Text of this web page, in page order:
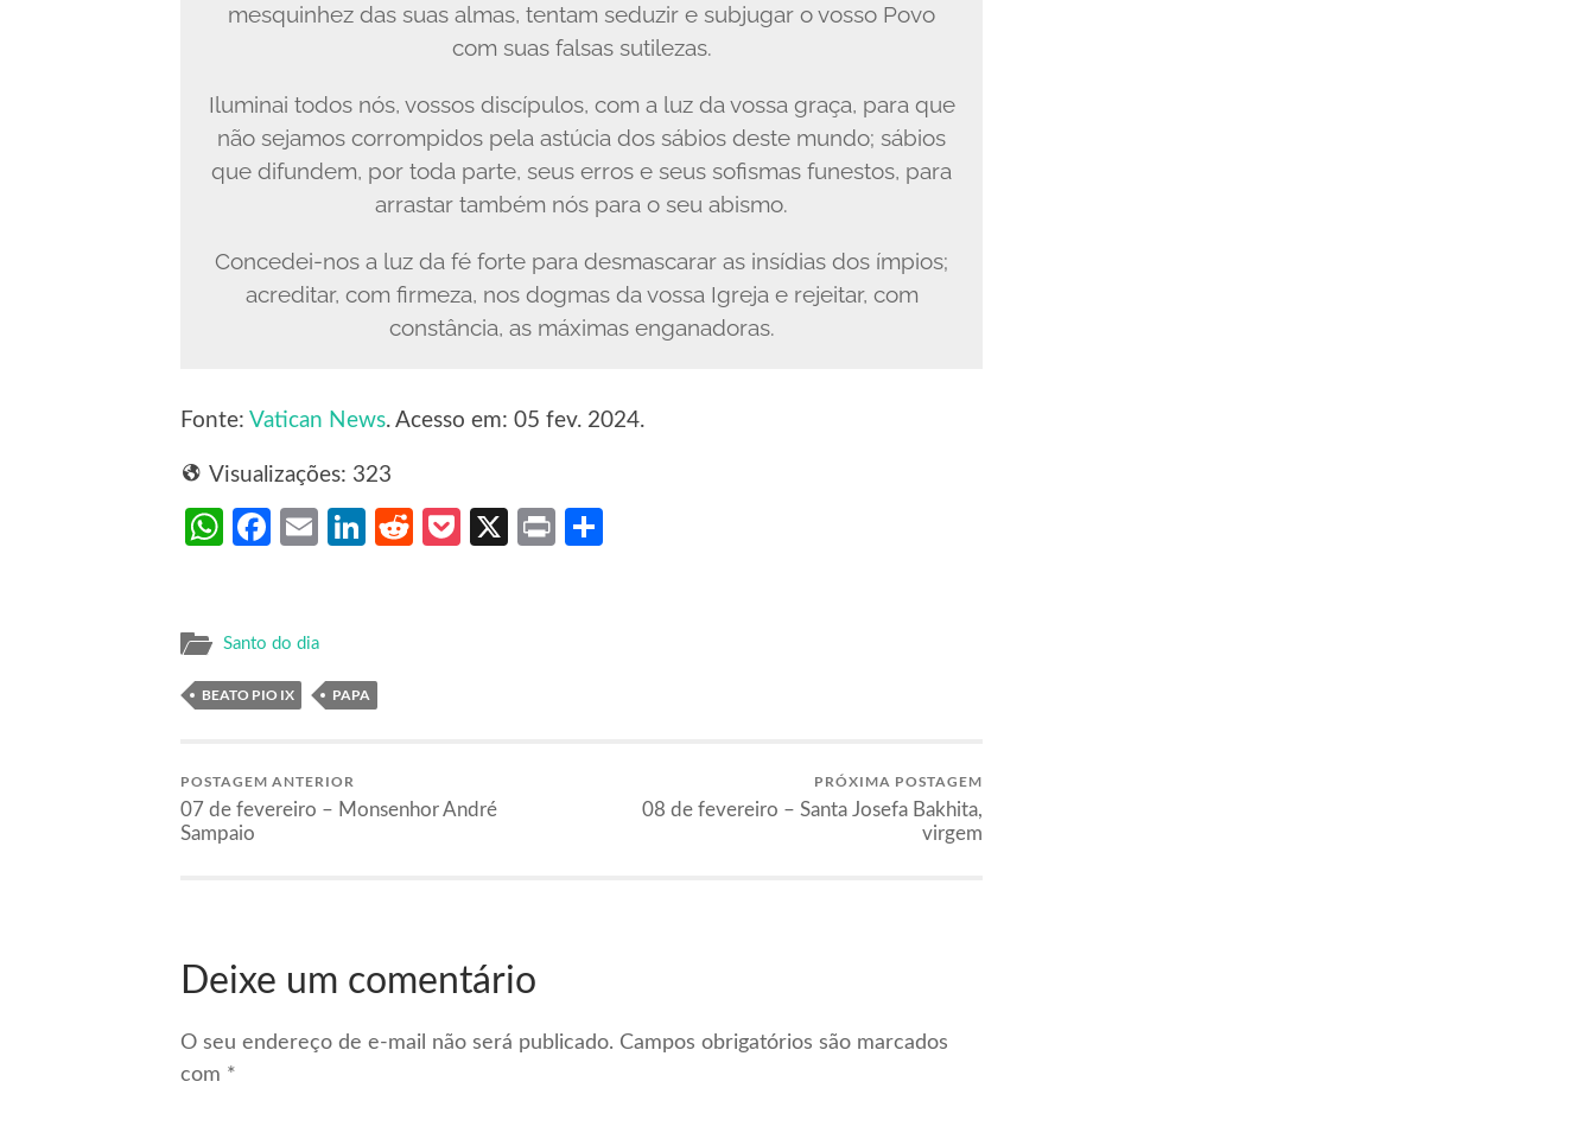
mesquinhez das suas almas, tentam seduzir e subjugar o vosso Povo
com suas falsas sutilezas.
Iluminai todos nós, vossos discípulos, com a luz da vossa graça, para que
não sejamos corrompidos pela astúcia dos sábios deste mundo; sábios
que difundem, por toda parte, seus erros e seus sofismas funestos, para
arrastar também nós para o seu abismo.
Concedei-nos a luz da fé forte para desmascarar as insídias dos ímpios;
acreditar, com firmeza, nos dogmas da vossa Igreja e rejeitar, com
constância, as máximas enganadoras.
Fonte: Vatican News. Acesso em: 05 fev. 2024.
Visualizações: 323
WhatsApp
Facebook
EmailLinkedIn
RedditPocket
X Print
Santo do dia
BEATO PIO IX PAPA
POSTAGEM ANTERIOR
07 de fevereiro – Monsenhor André
Sampaio
PRÓXIMA POSTAGEM
08 de fevereiro – Santa Josefa Bakhita,
virgem
Deixe um comentário
O seu endereço de e-mail não será publicado. Campos obrigatórios são marcados
com *